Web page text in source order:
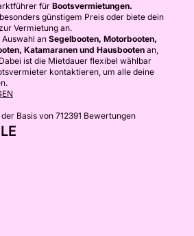
für Bootsvermietungen.
günstigem Preis oder biete dein
Vermietung an.
an Segelbooten, Motorbooten,
Katamaranen und Hausbooten an,
ist die Mietdauer flexibel wählbar
kontaktieren, um alle deine
Basis von 712391 Bewertungen